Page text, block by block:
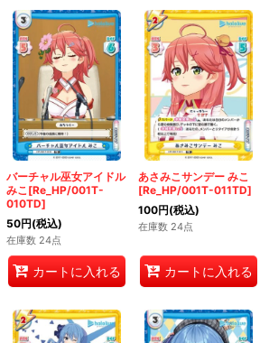
バーチャル巫女アイドル
みこ[Re_HP/001T-
010TD]
50円(税込)
在庫数 24点
カートに入れる
あさみこサンデー みこ
[Re_HP/001T-011TD]
100円(税込)
在庫数 24点
カートに入れる